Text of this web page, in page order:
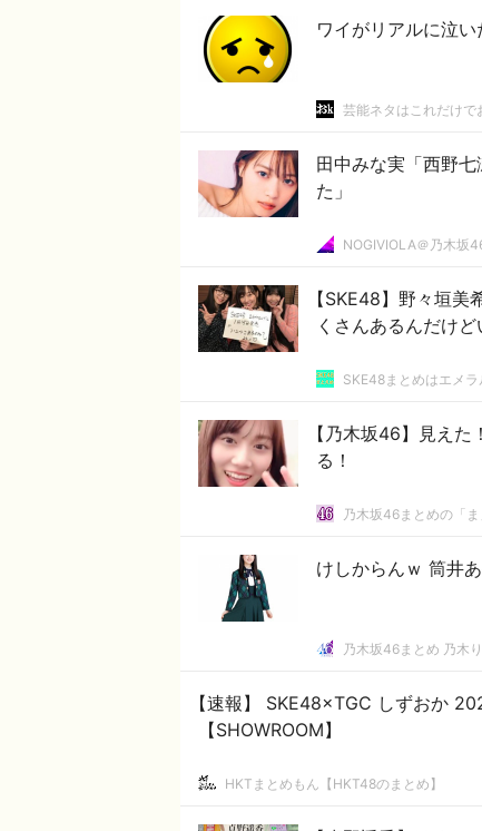
ワイがリアルに泣い
芸能ネタはこれだけで
田中みな実「西野
た」
NOGIVIOLA＠乃木坂
【SKE48】野々垣
くさんあるんだけど
SKE48まとめはエメラ
【乃木坂46】見え
る！
乃木坂46まとめの「ま
けしからんｗ 筒井
乃木坂46まとめ 乃木
【速報】 SKE48×TGC しずお
【SHOWROOM】
HKTまとめもん【HKT48のまとめ】